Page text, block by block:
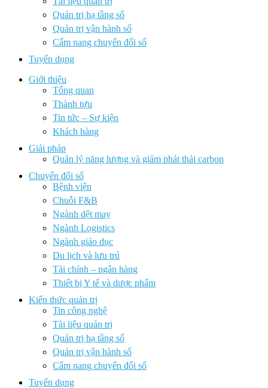
Quản trị hạ tầng số
Quản trị vận hành số
Cẩm nang chuyển đổi số
Tuyển dụng
Giới thiệu
Tổng quan
Thành tựu
Tin tức – Sự kiện
Khách hàng
Giải pháp
Quản lý năng lượng và giảm phát thải carbon
Chuyển đổi số
Bệnh viện
Chuỗi F&B
Ngành dệt may
Ngành Logistics
Ngành giáo dục
Du lịch và lưu trú
Tài chính – ngân hàng
Thiết bị Y tế và dược phẩm
Kiến thức quản trị
Tin công nghệ
Tài liệu quản trị
Quản trị hạ tầng số
Quản trị vận hành số
Cẩm nang chuyển đổi số
Tuyển dụng